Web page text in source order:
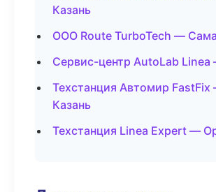
Казань
ООО Route TurboTech —
Сервис-центр AutoLab
Техстанция Автомир
Казань
Техстанция Linea Expert —